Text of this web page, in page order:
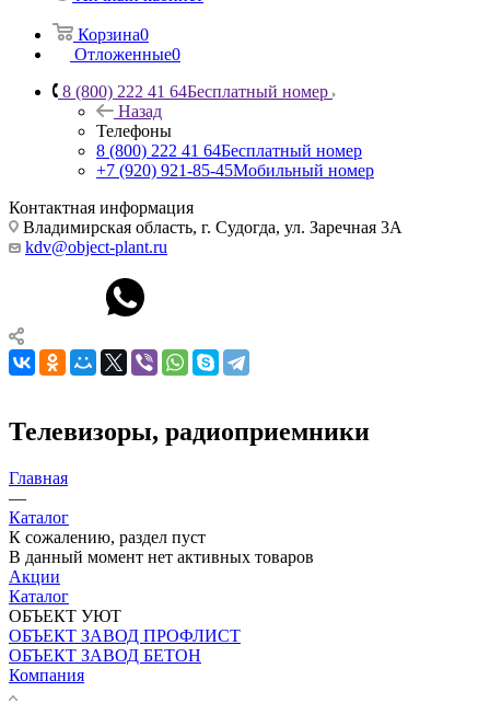
Корзина0
Отложенные0
8 (800) 222 41 64Бесплатный номер
Назад
Телефоны
8 (800) 222 41 64Бесплатный номер
+7 (920) 921-85-45Мобильный номер
Контактная информация
Владимирская область, г. Судогда, ул. Заречная 3А
kdv@object-plant.ru
Телевизоры, радиоприемники
Главная
—
Каталог
К сожалению, раздел пуст
В данный момент нет активных товаров
Акции
Каталог
ОБЪЕКТ УЮТ
ОБЪЕКТ ЗАВОД ПРОФЛИСТ
ОБЪЕКТ ЗАВОД БЕТОН
Компания